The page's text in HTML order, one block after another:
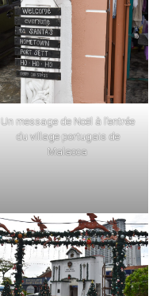
Un message de Noël à l’entrée
du village portugais de
Malacca